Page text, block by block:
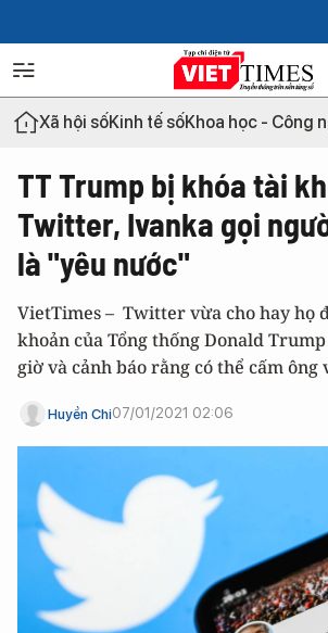
Xã hội sốKinh tế sốKhoa học - Công
TT Trump bị khóa tài
Twitter, Ivanka gọi
là "yêu nước"
VietTimes – Twitter vừa cho hay họ
khoản của Tổng thống Donald
giờ và cảnh báo rằng có thể cấm ông
Huyền Chi07/01/2021 02:06